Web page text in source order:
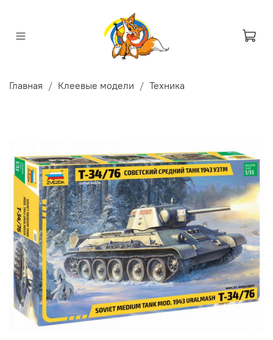
Главная Клеевые модели Техника